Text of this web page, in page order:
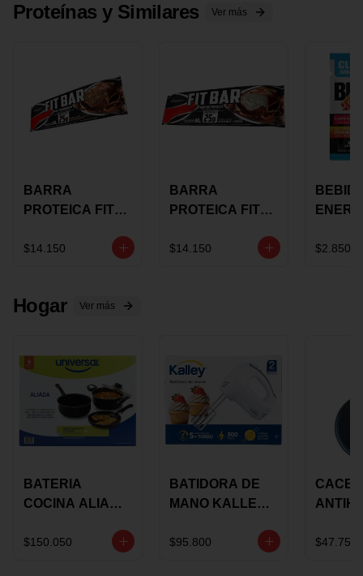
Proteínas y Similares Ver más
BARRA
PROTEICA FIT
CHOCOLATE X
$14.150
BARRA
PROTEICA FIT
GRS
$14.150
STACK 6G
$2.850
Hogar Ver más
BATERIA
COCINA ALIADA
PIEZAS
$150.050
BATIDORA DE
MANO KALLEY
VELOCIDADES
$95.800
TAPA
$47.750